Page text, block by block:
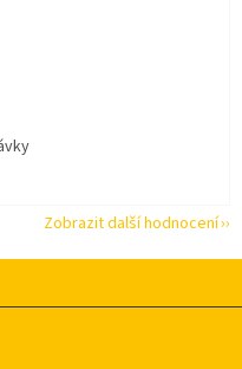
z 5 hvězdiček.
Zobrazit další hodnocení